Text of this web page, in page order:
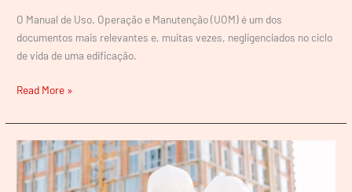
O Manual de Uso, Operação e Manutenção (UOM) é um dos
documentos mais relevantes e, muitas vezes, negligenciados no ciclo
de vida de uma edificação.
Read More »
Perícia
de
Obras